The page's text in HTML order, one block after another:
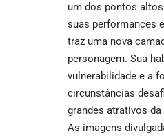
um dos pontos
suas performances
traz uma nova
personagem. Sua
vulnerabilidade e a
circunstâncias
grandes atrativos da
As imagens